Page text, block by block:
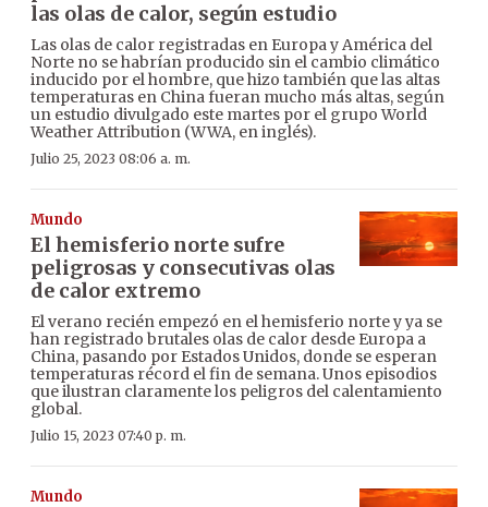
las olas de calor, según estudio
Las olas de calor registradas en Europa y América del
Norte no se habrían producido sin el cambio climático
inducido por el hombre, que hizo también que las altas
temperaturas en China fueran mucho más altas, según
un estudio divulgado este martes por el grupo World
Weather Attribution (WWA, en inglés).
Julio 25, 2023 08:06 a. m.
Mundo
El hemisferio norte sufre
peligrosas y consecutivas olas
de calor extremo
El verano recién empezó en el hemisferio norte y ya se
han registrado brutales olas de calor desde Europa a
China, pasando por Estados Unidos, donde se esperan
temperaturas récord el fin de semana. Unos episodios
que ilustran claramente los peligros del calentamiento
global.
Julio 15, 2023 07:40 p. m.
Mundo